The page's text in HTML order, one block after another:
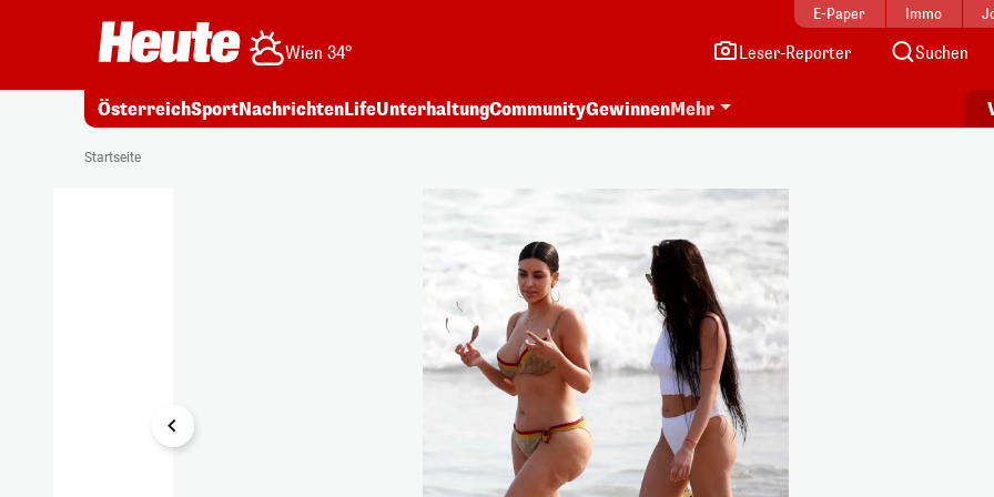
E-Paper Immo
Wien 34° Leser-Reporter Suchen
ÖsterreichSportNachrichtenLifeUnterhaltungCommunityGewinnenMehr
Startseite